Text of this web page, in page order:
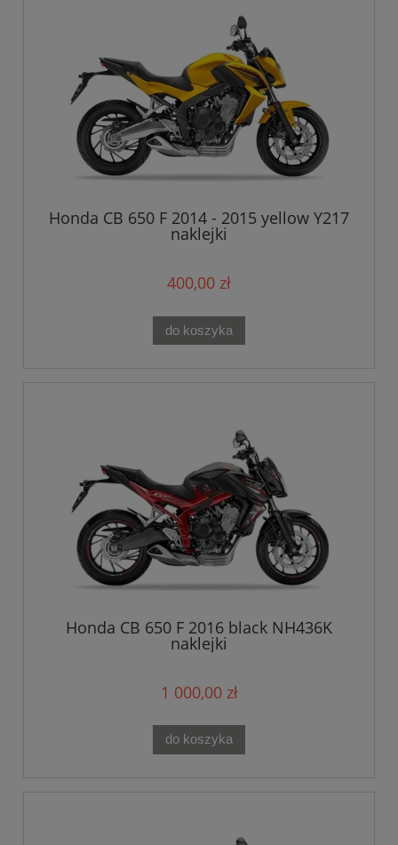
Honda CB 650 F 2014 - 2015 yellow Y217
naklejki
400,00 zł
do koszyka
Honda CB 650 F 2016 black NH436K
naklejki
1 000,00 zł
do koszyka